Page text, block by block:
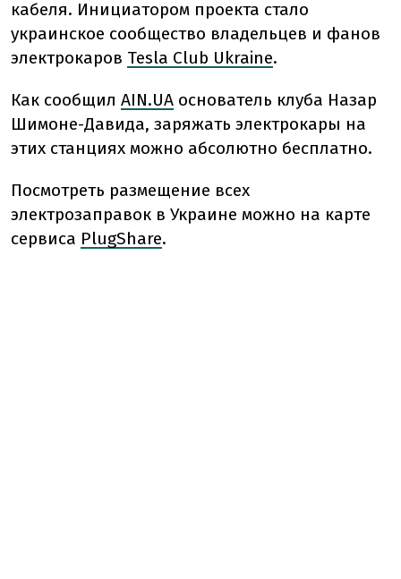
кабеля. Инициатором проекта стало
украинское сообщество владельцев и фанов
электрокаров Tesla Club Ukraine.
Как сообщил AIN.UA основатель клуба Назар
Шимоне-Давида, заряжать электрокары на
этих станциях можно абсолютно бесплатно.
Посмотреть размещение всех
электрозаправок в Украине можно на карте
сервиса PlugShare.